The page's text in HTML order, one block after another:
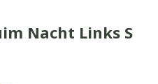
Nacht Links S